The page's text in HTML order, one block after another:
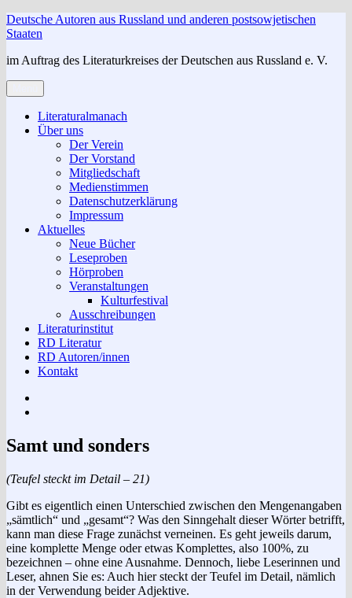
Zum
Inhalt
Deutsche Autoren aus Russland und anderen postsowjetischen
Staaten
im Auftrag des Literaturkreises der Deutschen aus Russland e. V.
Literaturalmanach
Über uns
Der Verein
Der Vorstand
Mitgliedschaft
Medienstimmen
Datenschutzerklärung
Impressum
Aktuelles
Neue Bücher
Leseproben
Hörproben
Veranstaltungen
Kulturfestival
Ausschreibungen
Literaturinstitut
RD Literatur
RD Autoren/innen
Kontakt
Samt und sonders
(Teufel steckt im Detail – 21)
Gibt es eigentlich einen Unterschied zwischen den Mengenangaben
„sämtlich“ und „gesamt“? Was den Sinngehalt dieser Wörter betrifft,
kann man diese Frage zunächst verneinen. Es geht jeweils darum,
eine komplette Menge oder etwas Komplettes, also 100%, zu
bezeichnen – ohne eine Ausnahme. Dennoch, liebe Leserinnen und
Leser, ahnen Sie es: Auch hier steckt der Teufel im Detail, nämlich
in der Verwendung beider Adjektive.